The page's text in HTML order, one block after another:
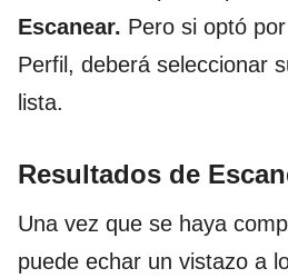
Escanear. Pero si optó
Perfil, deberá seleccionar
lista.
Resultados de
Una vez que se haya
puede echar un vistazo a